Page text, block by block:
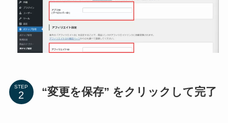
STEP “変更を保存” をクリックして完了